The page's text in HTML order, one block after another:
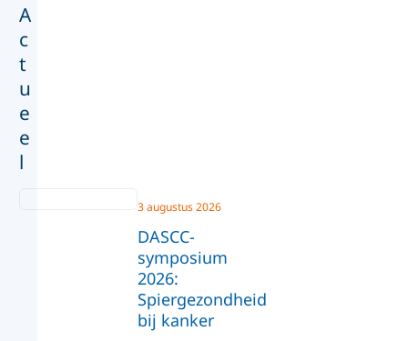
A
c
t
u
e
e
l
DASCC-
symposium
2026:
Spiergezondheid
bij kanker
3 augustus 2026